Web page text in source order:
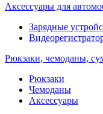
Аксессуары для
Зарядные
Рюкзаки, чемоданы,
Рюкзаки
Чемоданы
Аксессуары